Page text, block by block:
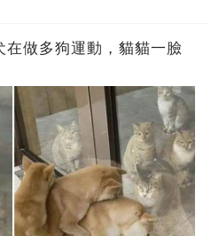
做多狗運動，貓貓一臉